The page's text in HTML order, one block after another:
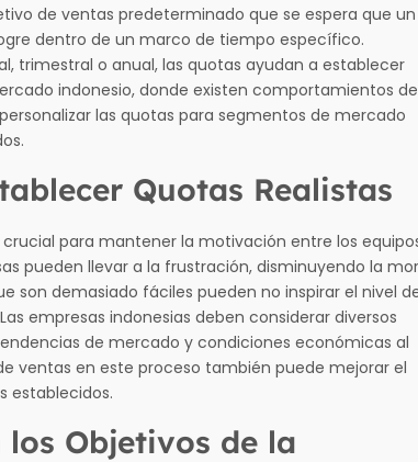
de ventas predeterminado que se espera que un
dentro de un marco de tiempo específico.
trimestral o anual, las quotas ayudan a establecer
indonesio, donde existen comportamientos de
las quotas para segmentos de mercado
Quotas Realistas
para mantener la motivación entre los
pueden llevar a la frustración, disminuyendo la
son demasiado fáciles pueden no inspirar el nivel
empresas indonesias deben considerar diversos
de mercado y condiciones económicas al
ventas en este proceso también puede mejorar el
establecidos.
Objetivos de la